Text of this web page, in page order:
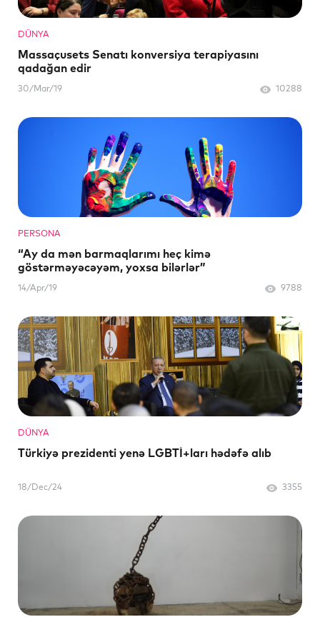
DÜNYA
Massaçusets Senatı konversiya terapiyasını
qadağan edir
30/Mar/19 10288
PERSONA
“Ay da mən barmaqlarımı heç kimə
göstərməyəcəyəm, yoxsa bilərlər”
14/Apr/19 9788
DÜNYA
Türkiyə prezidenti yenə LGBTİ+ları hədəfə alıb
18/Dec/24 3355